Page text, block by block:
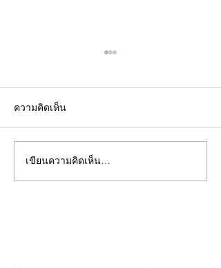
คอลัมน์"จับชีพจรวงการ
พระ"ประจำพุธที่ 29
ความคิดเห็น
เขียนความคิดเห็น…